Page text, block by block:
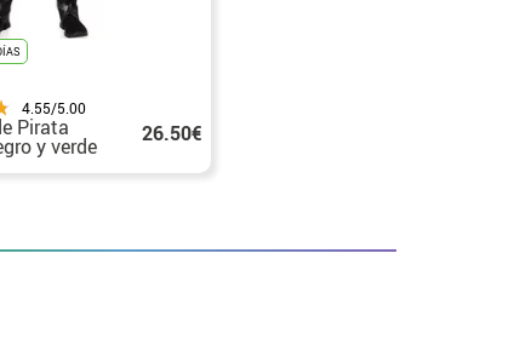
4.55/5.00
Pirata
y verde 26.50€